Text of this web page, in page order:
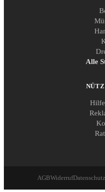
Alle
AGBWiderrufDatenschutz